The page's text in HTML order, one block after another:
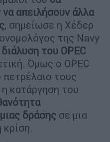
απειλήσουν άλλα
, σημείωσε η Χέδερ
της Navy
διάλυση του OPEC
Όμως ο OPEC
τους
κατάργηση του
δράσης σε μια
κρίση.